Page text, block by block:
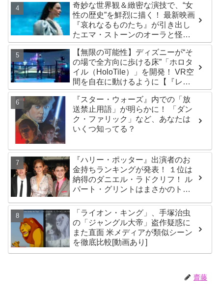
奇妙な世界観＆緻密な演技で、“女
性の歴史”を鮮烈に描く！ 最新映画
『哀れなるものたち』が引き出し
たエマ・ストーンのオーラと怪
演、そして緻密すぎる演技力！ こ
れは女性の“自由意志”の物語［レビ
ュー＆解説］
【無限の可能性】ディズニーが“そ
の場で全方向に歩ける床”「ホロタ
イル（HoloTile）」を開発！ VR空
間を自在に動けるように【『レデ
ィプレ』実現への大きな一歩？】
『スター・ウォーズ』内での「放
送禁止用語」が明らかに！ 「ダン
ク・ファリック」など、あなたは
いくつ知ってる？
『ハリー・ポッター』出演者のお
金持ちランキングが発表！ １位は
納得のダニエル・ラドクリフ！ ル
パート・グリントはまさかのトッ
要キャストを抑え、２位に輝いた
のは・・？
「ライオン・キング」、手塚治虫
の「ジャングル大帝」盗作疑惑に
また直面 米メディアが類似シーン
を徹底比較[動画あり]
齋藤